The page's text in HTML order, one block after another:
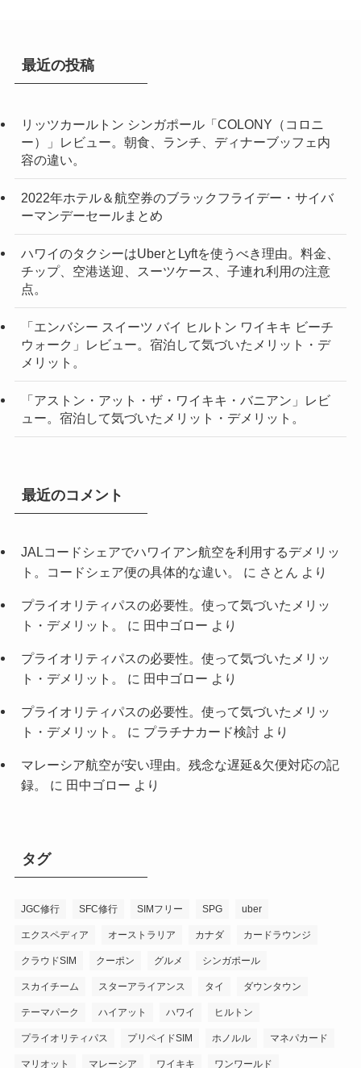
最近の投稿
リッツカールトン シンガポール「COLONY（コロニ
ー）」レビュー。朝食、ランチ、ディナーブッフェ内
容の違い。
2022年ホテル＆航空券のブラックフライデー・サイバ
ーマンデーセールまとめ
ハワイのタクシーはUberとLyftを使うべき理由。料金、
チップ、空港送迎、スーツケース、子連れ利用の注意
点。
「エンバシー スイーツ バイ ヒルトン ワイキキ ビーチ
ウォーク」レビュー。宿泊して気づいたメリット・デ
メリット。
「アストン・アット・ザ・ワイキキ・バニアン」レビ
ュー。宿泊して気づいたメリット・デメリット。
最近のコメント
JALコードシェアでハワイアン航空を利用するデメリッ
ト。コードシェア便の具体的な違い。
に さとん より
プライオリティパスの必要性。使って気づいたメリッ
ト・デメリット。
に 田中ゴロー より
プライオリティパスの必要性。使って気づいたメリッ
ト・デメリット。
に 田中ゴロー より
プライオリティパスの必要性。使って気づいたメリッ
ト・デメリット。
に プラチナカード検討より
マレーシア航空が安い理由。残念な遅延&欠便対応の記
録。
に 田中ゴロー より
タグ
JGC修行 SFC修行 SIMフリー SPG uber
エクスペディア オーストラリア カナダ カードラウンジ
クラウドSIM クーポン グルメ シンガポール
スカイチーム スターアライアンス タイ ダウンタウン
テーマパーク ハイアット ハワイ ヒルトン
プライオリティパス プリペイドSIM ホノルル マネパカード
マリオット マレーシア ワイキキ ワンワールド